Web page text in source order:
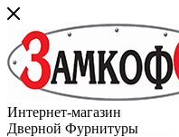
Интернет-магазин
Дверной Фурнитуры